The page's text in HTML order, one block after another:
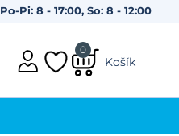
Po-Pi: 8 - 17:00, So: 8 - 12:00
0
Košík